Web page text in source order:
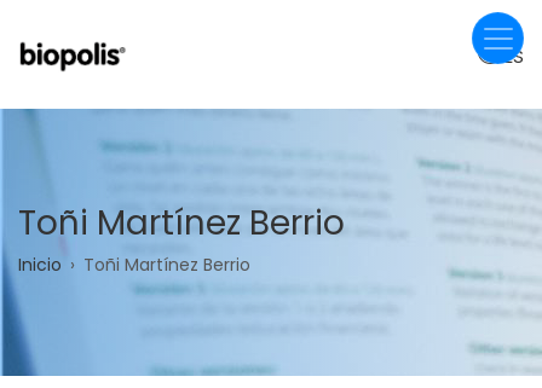
contenido
ES
Toñi Martínez Berrio
Sobrescribir
enlaces
de
Inicio Toñi Martínez Berrio